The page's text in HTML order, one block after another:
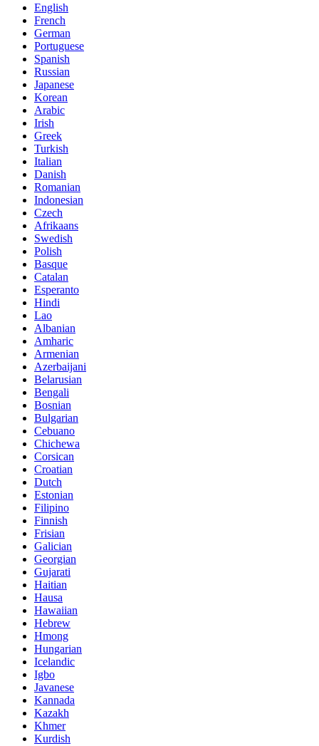
English
French
German
Portuguese
Spanish
Russian
Japanese
Korean
Arabic
Irish
Greek
Turkish
Italian
Danish
Romanian
Indonesian
Czech
Afrikaans
Swedish
Polish
Basque
Catalan
Esperanto
Hindi
Lao
Albanian
Amharic
Armenian
Azerbaijani
Belarusian
Bengali
Bosnian
Bulgarian
Cebuano
Chichewa
Corsican
Croatian
Dutch
Estonian
Filipino
Finnish
Frisian
Galician
Georgian
Gujarati
Haitian
Hausa
Hawaiian
Hebrew
Hmong
Hungarian
Icelandic
Igbo
Javanese
Kannada
Kazakh
Khmer
Kurdish